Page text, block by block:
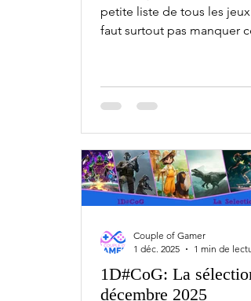
petite liste de tous les jeux
faut surtout pas manquer
Chaque mois, il y a bien
indépendants qui sortent
janvier Snapshots - PC EvoCreo - PC 8
janvier Cozy Caravan - PC 9
Pathologic 3 - PC 10 janvier Code
1D#CoG: La
décembre 2025
Couple of Gamer
1 déc. 2025
1 min de